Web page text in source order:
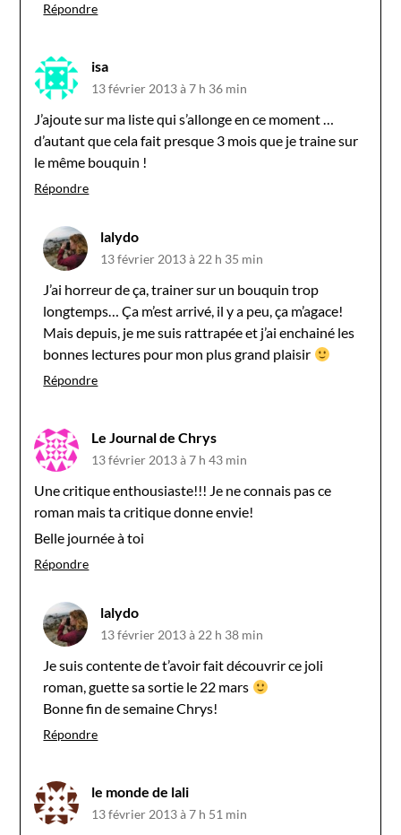
Répondre
isa
13 février 2013 à 7 h 36 min
J’ajoute sur ma liste qui s’allonge en ce moment …
d’autant que cela fait presque 3 mois que je traine sur
le même bouquin !
Répondre
lalydo
13 février 2013 à 22 h 35 min
J’ai horreur de ça, trainer sur un bouquin trop
longtemps… Ça m’est arrivé, il y a peu, ça m’agace!
Mais depuis, je me suis rattrapée et j’ai enchainé les
bonnes lectures pour mon plus grand plaisir
Répondre
Le Journal de Chrys
13 février 2013 à 7 h 43 min
Une critique enthousiaste!!! Je ne connais pas ce
roman mais ta critique donne envie!
Belle journée à toi
Répondre
lalydo
13 février 2013 à 22 h 38 min
Je suis contente de t’avoir fait découvrir ce joli
roman, guette sa sortie le 22 mars
Bonne fin de semaine Chrys!
Répondre
le monde de lali
13 février 2013 à 7 h 51 min